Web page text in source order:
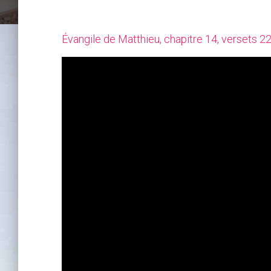
Évangile de Matthieu, chapitre 14, versets